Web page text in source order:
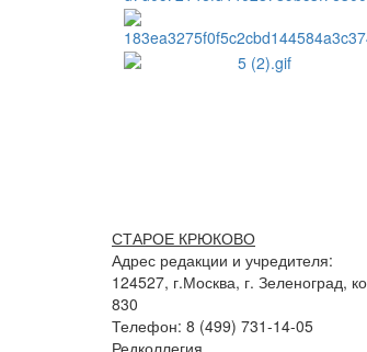
СТАРОЕ КРЮКОВО
Адрес редакции и учредителя:
124527, г.Москва, г. Зеленоград,
830
Телефон: 8 (499) 731-14-05
Редколлегия